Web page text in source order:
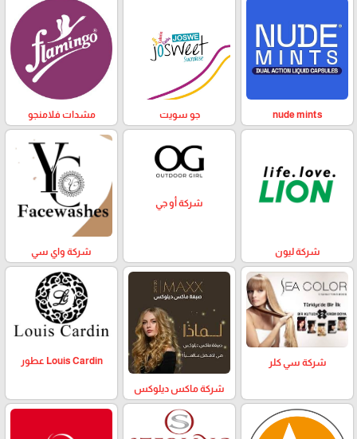
nude mints جو سويت مشدات فلامنجو
شركة ليون
شركة أو جي
شركة واي سي
شركة سي كلر
شركة ماكس ديلوكس
Louis Cardin عطور